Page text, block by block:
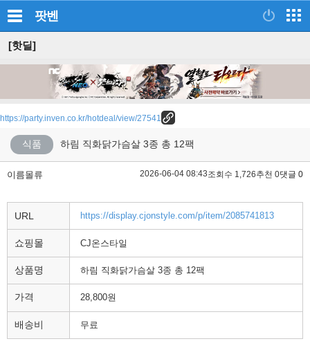
팟벤
[핫딜]
https://party.inven.co.kr/hotdeal/view/27541
식품 하림 직화닭가슴살 3종 총 12팩
이름몰류 2026-06-04 08:43조회수 1,726추천 0댓글 0
URL https://display.cjonstyle.com/p/item/2085741813
쇼핑몰 CJ온스타일
상품명 하림 직화닭가슴살 3종 총 12팩
가격 28,800원
배송비 무료